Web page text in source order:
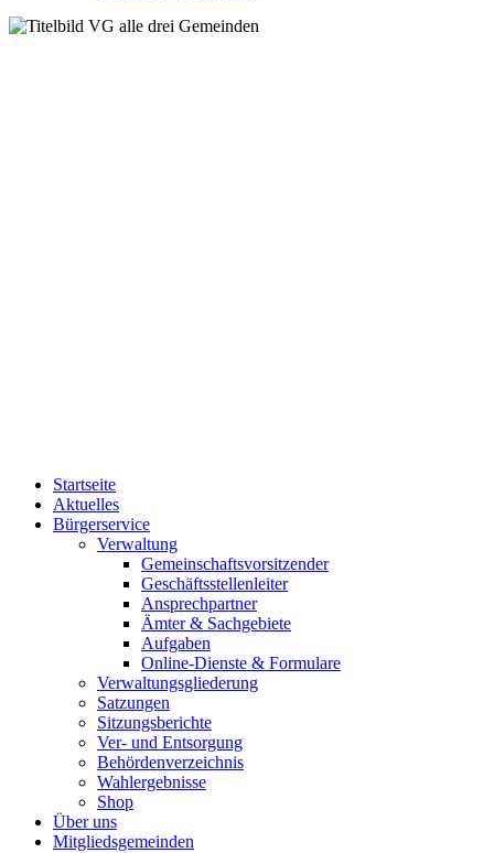
Startseite
Aktuelles
Bürgerservice
Verwaltung
Gemeinschaftsvorsitzender
Geschäftsstellenleiter
Ansprechpartner
Ämter & Sachgebiete
Aufgaben
Online-Dienste & Formulare
Verwaltungsgliederung
Satzungen
Sitzungsberichte
Ver- und Entsorgung
Behördenverzeichnis
Wahlergebnisse
Shop
Über uns
Mitgliedsgemeinden